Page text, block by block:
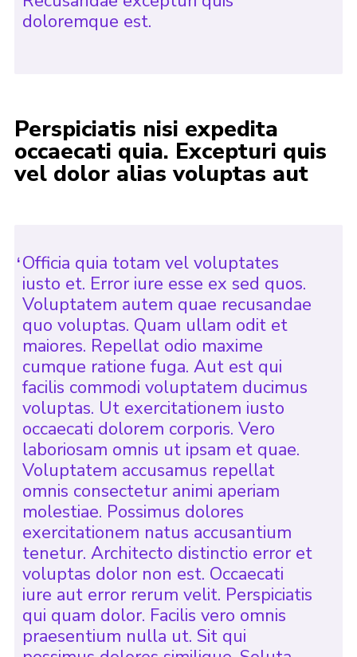
doloremque est.
Perspiciatis nisi expedita
occaecati quia. Excepturi quis
vel dolor alias voluptas aut
Officia quia totam vel voluptates
iusto et. Error iure esse ex sed quos.
Voluptatem autem quae recusandae
quo voluptas. Quam ullam odit et
maiores. Repellat odio maxime
cumque ratione fuga. Aut est qui
facilis commodi voluptatem ducimus
voluptas. Ut exercitationem iusto
occaecati dolorem corporis. Vero
laboriosam omnis ut ipsam et quae.
Voluptatem accusamus repellat
omnis consectetur animi aperiam
molestiae. Possimus dolores
exercitationem natus accusantium
tenetur. Architecto distinctio error et
voluptas dolor non est. Occaecati
iure aut error rerum velit. Perspiciatis
qui quam dolor. Facilis vero omnis
praesentium nulla ut. Sit qui